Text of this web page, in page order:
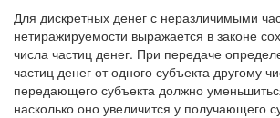
Для дискретных денег с неразличимыми
нетиражируемости выражается в законе
числа частиц денег. При передаче
частиц денег от одного субъекта другому
передающего субъекта должно
насколько оно увеличится у получающего